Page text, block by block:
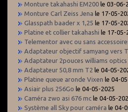
Monture takahashi EM200 le 03-06-
Monture Carl Zeiss Jena le 17-05-
Glasspath baader x 1,25 le 17-05-
Platine et collier takahashi le 17-05-
Telementor avec ou sans
Adaptateur objectif samyang vers
Adaptateur 2pouces williams optics
Adaptateur 50,8 mm T2 le 04-05-
Platine queue aronde Vixen le 04-
Asiair plus 256Go le 04-05-2025
Caméra zwo asi 676 mc le 04-05-
Système all Sky pour caméra le 04-